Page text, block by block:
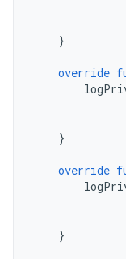
}
override
}
override
}